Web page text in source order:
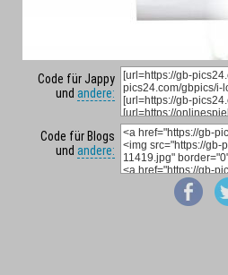
Code für Jappy
und andere:
Code für Blogs
und andere: